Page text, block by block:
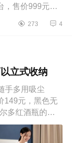
，售价999元，
于手柄处，力
273 4
立式收纳
手多用吸尘
149元，黑色无
多红酒瓶的外